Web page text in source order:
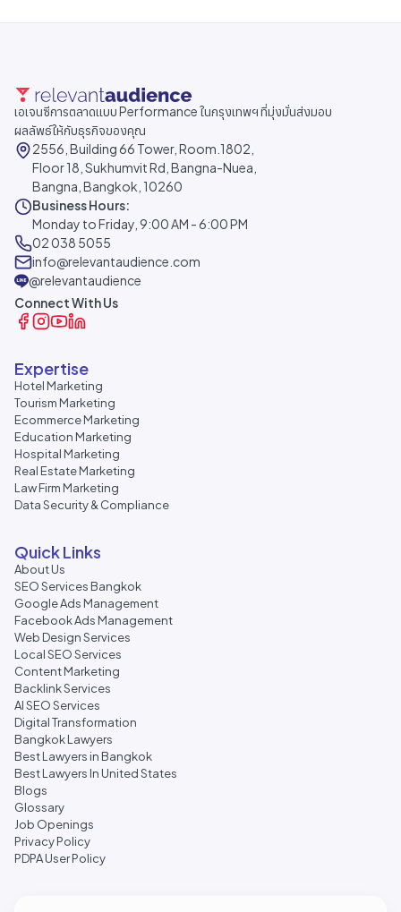
เอเจนซีการตลาดแบบ Performance ในกรุงเทพฯ ที่มุ่งมั่นส่งมอบ
ผลลัพธ์ให้กับธุรกิจของคุณ
2556, Building 66 Tower, Room.1802,
Floor 18, Sukhumvit Rd, Bangna-Nuea,
Bangna, Bangkok, 10260
Business Hours:
Monday to Friday, 9:00 AM - 6:00 PM
02 038 5055
info@relevantaudience.com
@relevantaudience
Connect With Us
Expertise
Hotel Marketing
Tourism Marketing
Ecommerce Marketing
Education Marketing
Hospital Marketing
Real Estate Marketing
Law Firm Marketing
Data Security & Compliance
Quick Links
About Us
SEO Services Bangkok
Google Ads Management
Facebook Ads Management
Web Design Services
Local SEO Services
Content Marketing
Backlink Services
AI SEO Services
Digital Transformation
Bangkok Lawyers
Best Lawyers in Bangkok
Best Lawyers In United States
Blogs
Glossary
Job Openings
Privacy Policy
PDPA User Policy